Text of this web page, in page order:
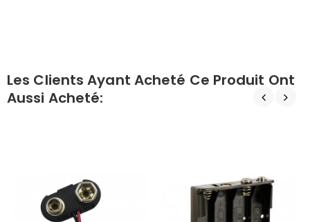
Les Clients Ayant Acheté Ce Produit Ont
Aussi Acheté: